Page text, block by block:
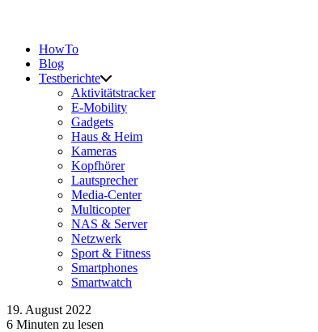
HowTo
Blog
Testberichte
Aktivitätstracker
E-Mobility
Gadgets
Haus & Heim
Kameras
Kopfhörer
Lautsprecher
Media-Center
Multicopter
NAS & Server
Netzwerk
Sport & Fitness
Smartphones
Smartwatch
19. August 2022
6 Minuten zu lesen